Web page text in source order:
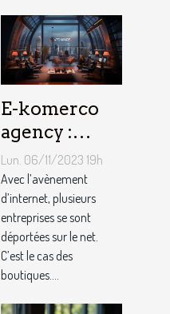
E-komerco
agency :
qu’est-ce que
c’est ?
Lun. 06/11/2023 19h
Avec l’avènement
d’internet, plusieurs
entreprises se sont
déportées sur le net.
C’est le cas des
boutiques....